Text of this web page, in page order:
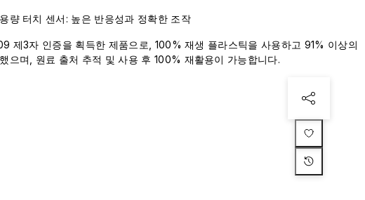
량 터치 센서: 높은 반응성과 정확한 조작
제3자 인증을 획득한 제품으로, 100% 재생 플라스틱을 사용하고 91% 이상의
으며, 원료 출처 추적 및 사용 후 100% 재활용이 가능합니다.